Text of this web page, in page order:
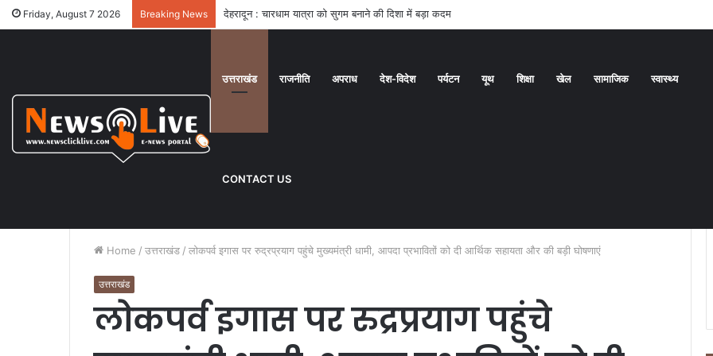
Friday, August 7 2026 Breaking News देहरादून : सुरक्षित और सुगमता तरीके से जारी है कांवड़ यात्रा
उत्तराखंड राजनीति अपराध देश-विदेश पर्यटन यूथ शिक्षा खेल सामाजिक स्वास्थ्य
CONTACT US
Home / उत्तराखंड / लोकपर्व इगास पर रुद्रप्रयाग पहुंचे मुख्यमंत्री धामी, आपदा प्रभावितों को दी आर्थिक सहायता और की बड़ी घोषणाएं
उत्तराखंड
लोकपर्व इगास पर रुद्रप्रयाग पहुंचे